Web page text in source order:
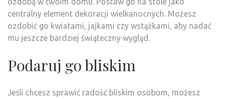
centralny element dekoracji wielkanocnych. Możesz
ozdobić go kwiatami, jajkami czy wstążkami, aby nadać
mu jeszcze bardziej świąteczny wygląd.
Podaruj go bliskim
Jeśli chcesz sprawić radość bliskim osobom, możesz